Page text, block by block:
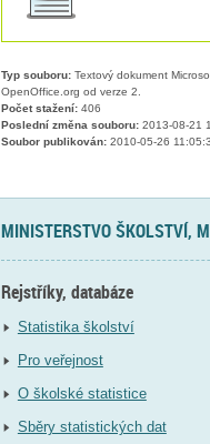
Typ souboru:Textový dokument
OpenOffice.org od verze 2.
Počet stažení:406
Poslední změna souboru:2013-08-21
Soubor publikován:2010-05-26
MINISTERSTVO ŠKOLSTVÍ,
Rejstříky, databáze
Statistika školství
Pro veřejnost
O školské statistice
Sběry statistických dat